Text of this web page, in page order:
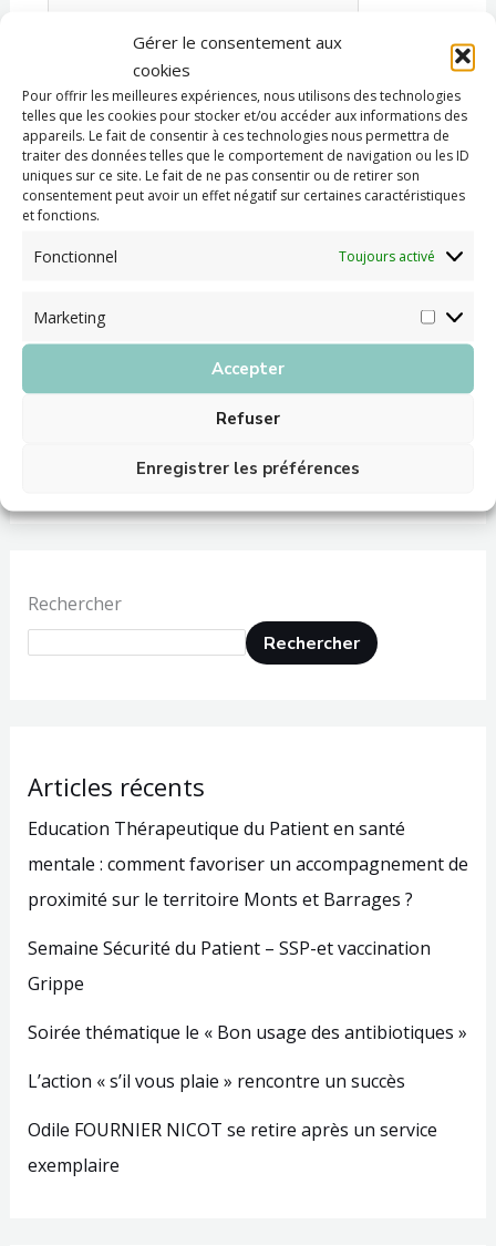
Gérer le consentement aux
cookies
Pour offrir les meilleures expériences, nous utilisons des technologies
telles que les cookies pour stocker et/ou accéder aux informations des
appareils. Le fait de consentir à ces technologies nous permettra de
traiter des données telles que le comportement de navigation ou les ID
uniques sur ce site. Le fait de ne pas consentir ou de retirer son
consentement peut avoir un effet négatif sur certaines caractéristiques
et fonctions.
Fonctionnel Toujours activé
Marketing
Accepter
Refuser
Enregistrer les préférences
Centre Hospitalier Intercommunal
Monts et Barrages
Rechercher
Rechercher
Articles récents
Education Thérapeutique du Patient en santé
mentale : comment favoriser un accompagnement de
proximité sur le territoire Monts et Barrages ?
Semaine Sécurité du Patient – SSP-et vaccination
Grippe
Soirée thématique le « Bon usage des antibiotiques »
L’action « s’il vous plaie » rencontre un succès
Odile FOURNIER NICOT se retire après un service
exemplaire
dans le navigateur pour mon prochain
commentaire.